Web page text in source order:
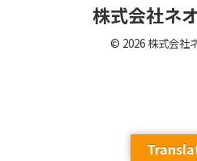
株式会社ネ
© 2026 株式会社